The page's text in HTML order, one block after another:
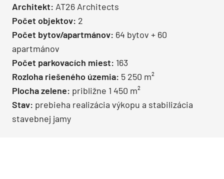
Architekt: AT26 Architects
Počet objektov: 2
Počet bytov/apartmánov: 64 bytov + 60
apartmánov
Počet parkovacích miest: 163
Rozloha riešeného územia: 5 250 m²
Plocha zelene: približne 1 450 m²
Stav: prebieha realizácia výkopu a stabilizácia
stavebnej jamy